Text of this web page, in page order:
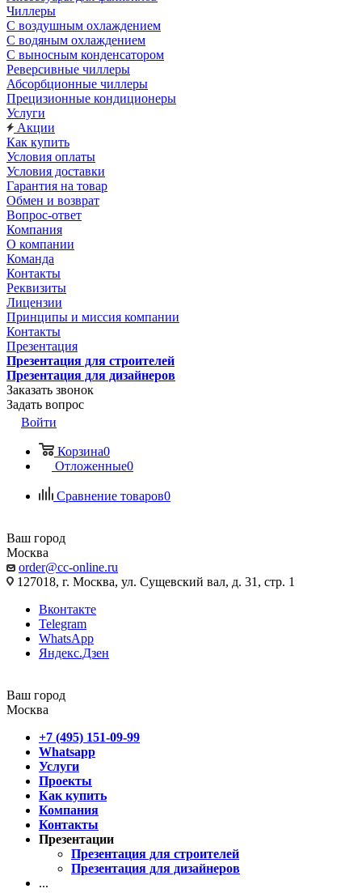
Чиллеры
С воздушным охлаждением
С водяным охлаждением
С выносным конденсатором
Реверсивные чиллеры
Абсорбционные чиллеры
Прецизионные кондиционеры
Услуги
Акции
Как купить
Условия оплаты
Условия доставки
Гарантия на товар
Обмен и возврат
Вопрос-ответ
Компания
О компании
Команда
Контакты
Реквизиты
Лицензии
Принципы и миссия компании
Контакты
Презентация
Презентация для строителей
Презентация для дизайнеров
Заказать звонок
Задать вопрос
Войти
Корзина0
Отложенные0
Сравнение товаров0
Ваш город
Москва
order@cc-online.ru
127018, г. Москва, ул. Сущевский вал, д. 31, стр. 1
Вконтакте
Telegram
WhatsApp
Яндекс.Дзен
Ваш город
Москва
+7 (495) 151-09-99
Whatsapp
Услуги
Проекты
Как купить
Компания
Контакты
Презентации
Презентация для строителей
Презентация для дизайнеров
...